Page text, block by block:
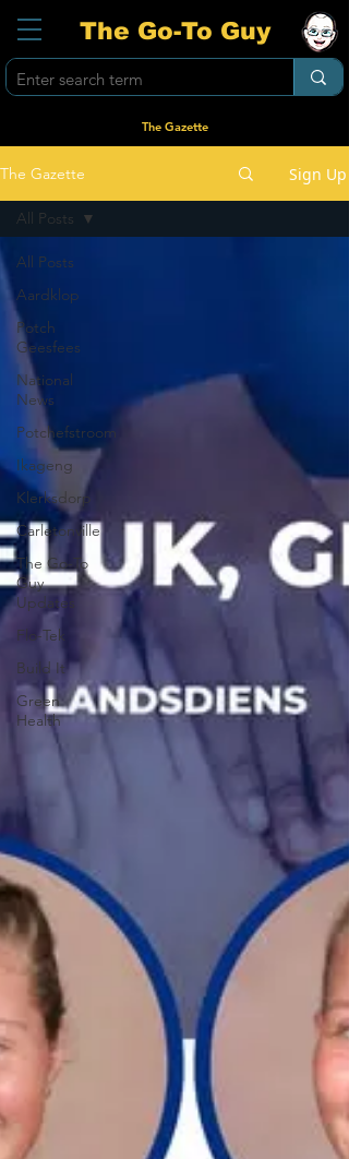
The Go-To Guy
The Gazette
The Gazette Sign Up
All Posts
Aardklop
Potch
Geesfees
National
News
Potchefstroom
Ikageng
Klerksdorp
Carletonville
The Go-To
Guy
Updates
Flo-Tek
Build It
Green
Health
All Posts